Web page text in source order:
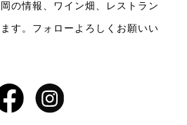
の情報、ワイン畑、レストラン
す。 フォローよろしくお願いい